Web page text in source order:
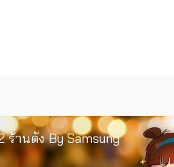
ร้านดัง By Samsung